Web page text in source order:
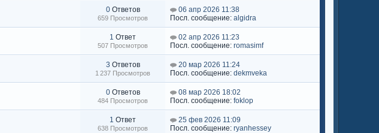
0Ответов
659 Просмотров
06 апр 2026 11:38
Посл. сообщение:algidra
1 Ответ
507 Просмотров
02 апр 2026 11:23
Посл. сообщение:romasimf
3 Ответов
1 237 Просмотров
20 мар 2026 11:24
Посл. сообщение:dekmveka
0Ответов
484 Просмотров
08 мар 2026 18:02
Посл. сообщение:foklop
1 Ответ
638 Просмотров
25 фев 2026 11:09
Посл. сообщение:ryanhessey